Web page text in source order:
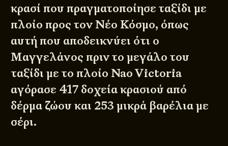
κρασί που πραγματοποίησε ταξίδι με
πλοίο προς τον Νέο Κόσμο, όπως
αυτή που αποδεικνύει ότι ο
Μαγγελάνος πριν το μεγάλο του
ταξίδι με το πλοίο Nao Victoria
αγόρασε 417 δοχεία κρασιού από
δέρμα ζώου και 253 μικρά βαρέλια με
σέρι.